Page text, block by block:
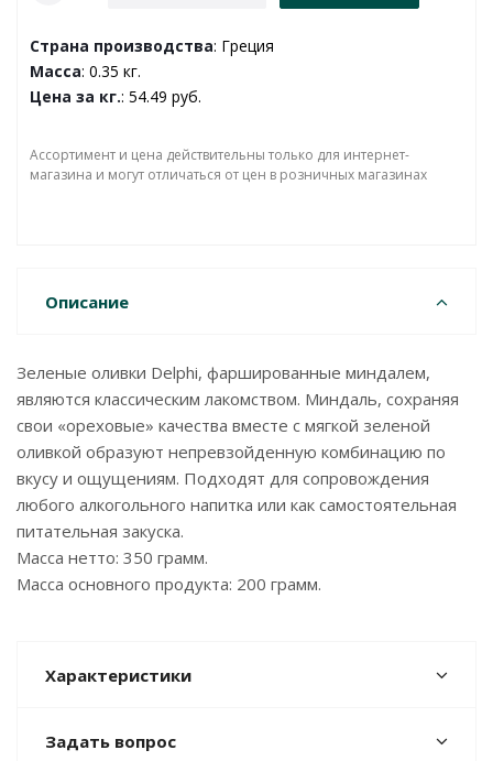
Страна производства: Греция
Масса: 0.35 кг.
Цена за кг.: 54.49 руб.
Ассортимент и цена действительны только для интернет-
магазина и могут отличаться от цен в розничных магазинах
Описание
Зеленые оливки Delphi, фаршированные миндалем,
являются классическим лакомством. Миндаль, сохраняя
свои «ореховые» качества вместе с мягкой зеленой
оливкой образуют непревзойденную комбинацию по
вкусу и ощущениям. Подходят для сопровождения
любого алкогольного напитка или как самостоятельная
питательная закуска.
Масса нетто: 350 грамм.
Масса основного продукта: 200 грамм.
Характеристики
Задать вопрос